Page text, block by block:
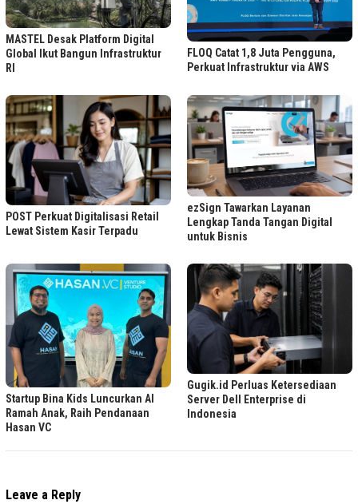
MASTEL Desak Platform Digital
Global Ikut Bangun Infrastruktur
RI
FLOQ Catat 1,8 Juta Pengguna,
Perkuat Infrastruktur via AWS
POST Perkuat Digitalisasi Retail
Lewat Sistem Kasir Terpadu
ezSign Tawarkan Layanan
Lengkap Tanda Tangan Digital
untuk Bisnis
Startup Bina Kids Luncurkan AI
Ramah Anak, Raih Pendanaan
Hasan VC
Gugik.id Perluas Ketersediaan
Server Dell Enterprise di
Indonesia
Leave a Reply